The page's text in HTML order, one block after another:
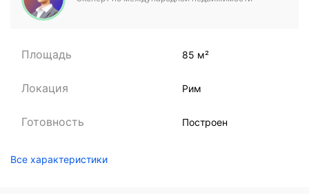
Площадь 85 м²
Локация Рим
Готовность Построен
Все характеристики